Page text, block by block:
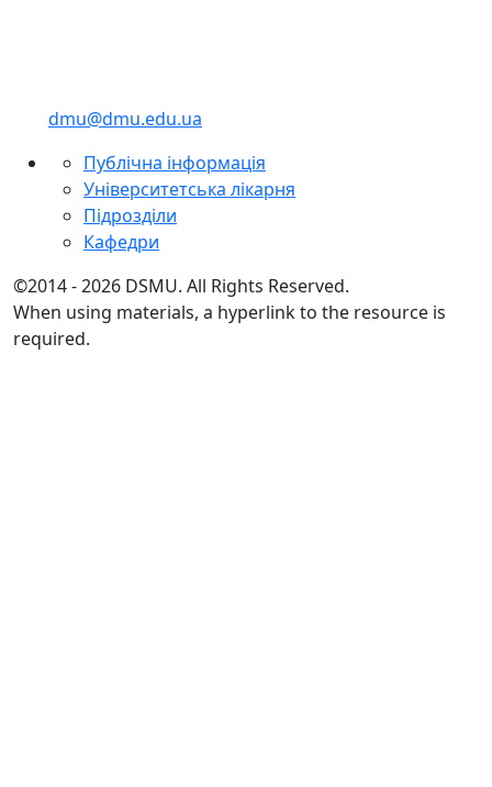
dmu@dmu.edu.ua
Публічна інформація
Університетська лікарня
Підрозділи
Кафедри
©2014 - 2026 DSMU. All Rights Reserved.
When using materials, a hyperlink to the resource is
required.